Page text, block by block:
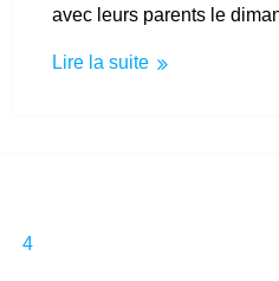
avec leurs parents le
Lire la suite
Page
4